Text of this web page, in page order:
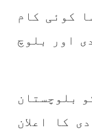
بے اعتمادی
کیا جاۓ ،
ہے۔ جنگ
کوئی کام
اور بلوچ
نے کہا گیارہ اگست 1947 کو بلوچستان
کا اعلان